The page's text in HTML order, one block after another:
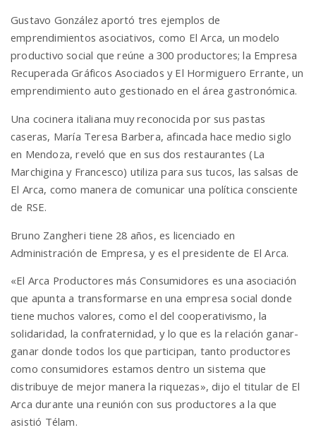
Gustavo González aportó tres ejemplos de
emprendimientos asociativos, como El Arca, un modelo
productivo social que reúne a 300 productores; la Empresa
Recuperada Gráficos Asociados y El Hormiguero Errante, un
emprendimiento auto gestionado en el área gastronómica.
Una cocinera italiana muy reconocida por sus pastas
caseras, María Teresa Barbera, afincada hace medio siglo
en Mendoza, reveló que en sus dos restaurantes (La
Marchigina y Francesco) utiliza para sus tucos, las salsas de
El Arca, como manera de comunicar una política consciente
de RSE.
Bruno Zangheri tiene 28 años, es licenciado en
Administración de Empresa, y es el presidente de El Arca.
«El Arca Productores más Consumidores es una asociación
que apunta a transformarse en una empresa social donde
tiene muchos valores, como el del cooperativismo, la
solidaridad, la confraternidad, y lo que es la relación ganar-
ganar donde todos los que participan, tanto productores
como consumidores estamos dentro un sistema que
distribuye de mejor manera la riquezas», dijo el titular de El
Arca durante una reunión con sus productores a la que
asistió Télam.